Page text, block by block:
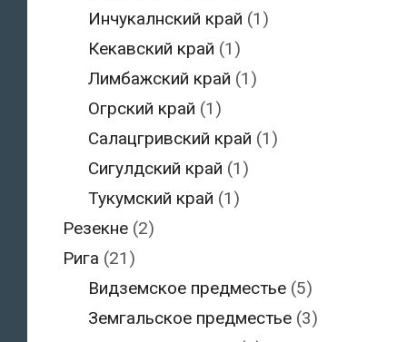
Инчукалнский край (1)
Кекавский край (1)
Лимбажский край (1)
Огрский край (1)
Салацгривский край (1)
Сигулдский край (1)
Тукумский край (1)
Резекне(2)
Рига (21)
Видземское предместье (5)
Земгальское предместье (3)